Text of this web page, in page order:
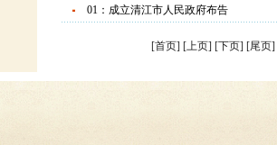
01：成立清江市人民政府布告
[首页] [上页] [下页] [尾页]